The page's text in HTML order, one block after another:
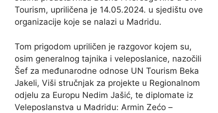
Tourism, upriličena je 14.05.2024. u sjedištu ove
organizacije koje se nalazi u Madridu.
Tom prigodom upriličen je razgovor kojem su,
osim generalnog tajnika i veleposlanice, nazočili
Šef za međunarodne odnose UN Tourism Beka
Jakeli, Viši stručnjak za projekte u Regionalnom
odjelu za Europu Nedim Jašić, te diplomate iz
Veleposlanstva u Madridu: Armin Zećo –